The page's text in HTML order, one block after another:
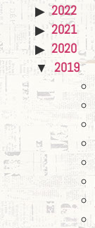
2022
2021
2020
2019